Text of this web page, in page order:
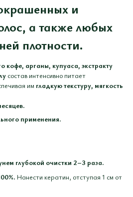
и
а также любых
плотности.
кофе, арганы, купуаса, экстракту
состав интенсивно питает
им гладкую текстуру, мягкость
применения.
глубокой очистки 2–3 раза.
Нанести кератин, отступая 1 см от